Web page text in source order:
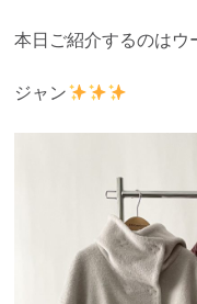
本日ご紹介するのはウ
ジャン